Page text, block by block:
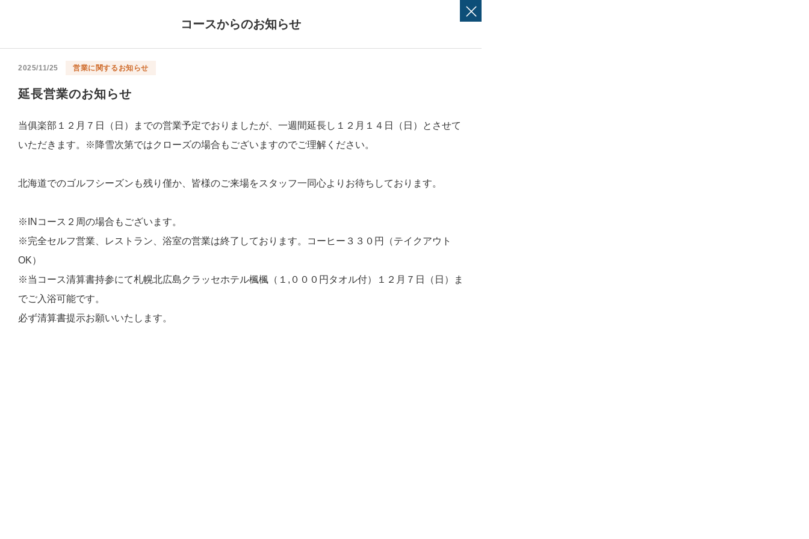
コースからのお知らせ
2025/11/25 営業に関するお知らせ
延長営業のお知らせ
当俱楽部１２月７日（日）までの営業予定でおりましたが、一週間延長し１２月１４日（日）とさせて
いただきます。※降雪次第ではクローズの場合もございますのでご理解ください。
北海道でのゴルフシーズンも残り僅か、皆様のご来場をスタッフ一同心よりお待ちしております。
※INコース２周の場合もございます。
※完全セルフ営業、レストラン、浴室の営業は終了しております。コーヒー３３０円（テイクアウト
OK）
※当コース清算書持参にて札幌北広島クラッセホテル楓楓（１,０００円タオル付）１２月７日（日）ま
でご入浴可能です。
必ず清算書提示お願いいたします。